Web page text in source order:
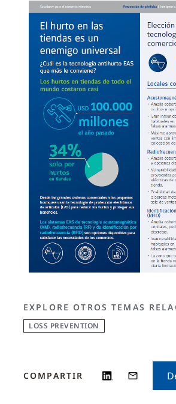
EXPLORE OTROS TEMAS
LOSS PREVENTION
COMPARTIR